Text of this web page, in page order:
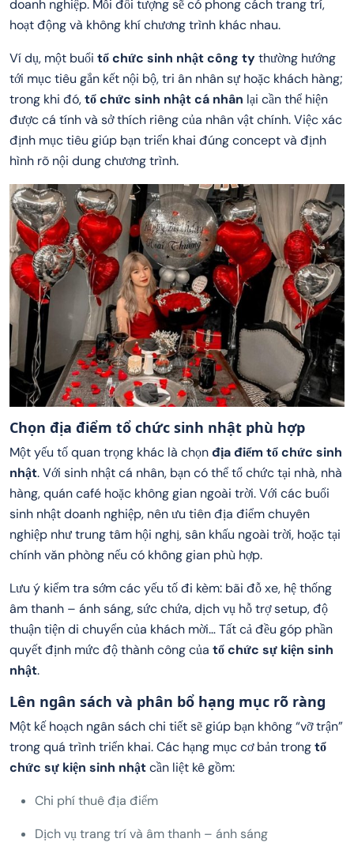
doanh nghiệp. Mỗi đối tượng sẽ có phong cách trang trí,
hoạt động và không khí chương trình khác nhau.
Ví dụ, một buổi tổ chức sinh nhật công tythường hướng
tới mục tiêu gắn kết nội bộ, tri ân nhân sự hoặc khách hàng;
trong khi đó,tổ chức sinh nhật cá nhân lại cần thể hiện
được cá tính và sở thích riêng của nhân vật chính. Việc xác
định mục tiêu giúp bạn triển khai đúng concept và định
hình rõ nội dung chương trình.
Chọn địa điểm tổ chức sinh nhật phù hợp
Một yếu tố quan trọng khác là chọnđịa điểm tổ chức sinh
nhật. Với sinh nhật cá nhân, bạn có thể tổ chức tại nhà, nhà
hàng, quán café hoặc không gian ngoài trời. Với các buổi
sinh nhật doanh nghiệp, nên ưu tiên địa điểm chuyên
nghiệp như trung tâm hội nghị, sân khấu ngoài trời, hoặc tại
chính văn phòng nếu có không gian phù hợp.
Lưu ý kiểm tra sớm các yếu tố đi kèm: bãi đỗ xe, hệ thống
âm thanh – ánh sáng, sức chứa, dịch vụ hỗ trợ setup, độ
thuận tiện di chuyển của khách mời… Tất cả đều góp phần
quyết định mức độ thành công của tổ chức sự kiện sinh
nhật.
Lên ngân sách và phân bổ hạng mục rõ ràng
Một kế hoạch ngân sách chi tiết sẽ giúp bạn không “vỡ trận”
trong quá trình triển khai. Các hạng mục cơ bản trongtổ
chức sự kiện sinh nhậtcần liệt kê gồm:
Chi phí thuê địa điểm
Dịch vụ trang trí và âm thanh – ánh sáng